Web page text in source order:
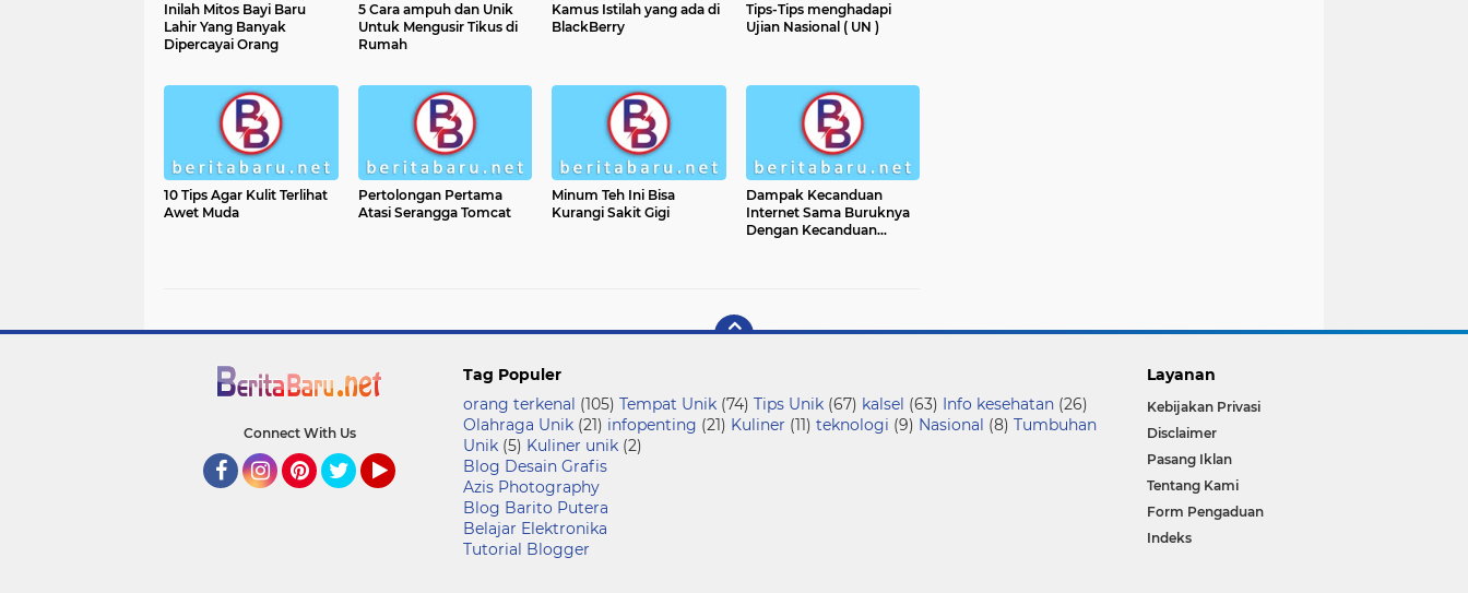
Inilah Mitos Bayi Baru
Lahir Yang Banyak
Dipercayai Orang
5 Cara ampuh dan Unik
Untuk Mengusir Tikus di
Rumah
Kamus Istilah yang ada di
BlackBerry
Tips-Tips menghadapi
Ujian Nasional ( UN )
10 Tips Agar Kulit Terlihat
Awet Muda
Pertolongan Pertama
Atasi Serangga Tomcat
Minum Teh Ini Bisa
Kurangi Sakit Gigi
Dampak Kecanduan
Internet Sama Buruknya
Dengan Kecanduan
Connect With Us
Tag Populer
orang terkenal (105) Tempat Unik (74) Tips Unik (67) kalsel (63) Info kesehatan (26)
Olahraga Unik (21) infopenting (21) Kuliner (11) teknologi (9) Nasional (8) Tumbuhan
Unik (5) Kuliner unik (2)
Blog Desain Grafis
Azis Photography
Blog Barito Putera
Belajar Elektronika
Tutorial Blogger
Layanan
Kebijakan Privasi
Disclaimer
Pasang Iklan
Tentang Kami
Form Pengaduan
Indeks